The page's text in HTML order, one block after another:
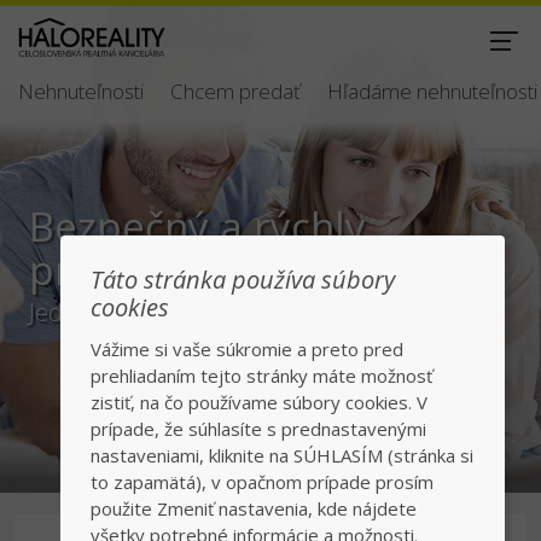
Nehnuteľnosti Chcem predať Hľadáme nehnuteľnosti
Bezpečný a rýchly
predaj/kúpa
Jednotka v realitách na slovenskom trhu
Táto stránka používa súbory
cookies
Vážime si vaše súkromie a preto pred
prehliadaním tejto stránky máte možnosť
zistiť, na čo používame súbory cookies. V
prípade, že súhlasíte s prednastavenými
nastaveniami, kliknite na SÚHLASÍM (stránka si
to zapamätá), v opačnom prípade prosím
použite Zmeniť nastavenia, kde nájdete
všetky potrebné informácie a možnosti.